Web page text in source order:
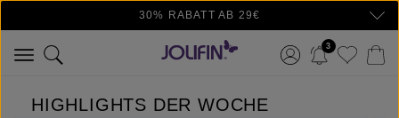
Zum Hauptinhalt springen30% RABATT AB 29€
3
HIGHLIGHTS DER WOCHE